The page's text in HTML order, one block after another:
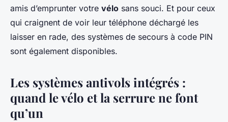
amis d’emprunter votre vélo sans souci. Et pour ceux
qui craignent de voir leur téléphone déchargé les
laisser en rade, des systèmes de secours à code PIN
sont également disponibles.
Les systèmes antivols intégrés :
quand le vélo et la serrure ne font
qu’un